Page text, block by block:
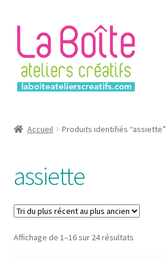
la
navigation
contenu
Login
Password Reset
Register
Accueil Produits identifiés “assiette”
assiette
Affichage de 1–16 sur 24 résultatsSorted